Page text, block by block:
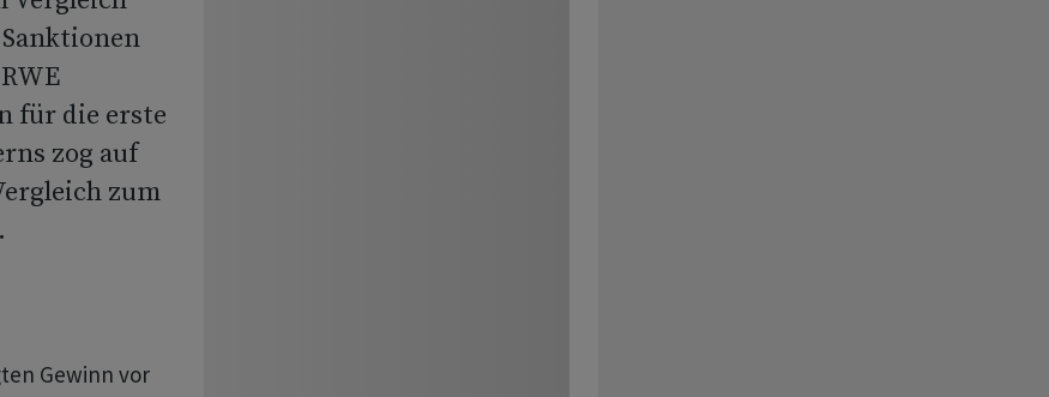
für die erste
zog auf
zum
Gewinn vor